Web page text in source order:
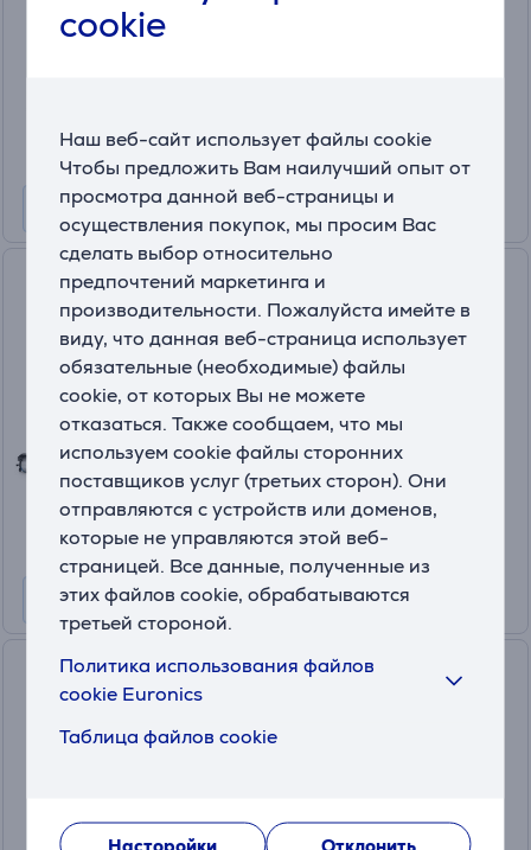
cookie
Наш веб-сайт использует файлы cookie
Чтобы предложить Вам наилучший опыт от
просмотра данной веб-страницы и
осуществления покупок, мы просим Вас
сделать выбор относительно
предпочтений маркетинга и
производительности. Пожалуйста имейте в
виду, что данная веб-страница использует
обязательные (необходимые) файлы
cookie, от которых Вы не можете
отказаться. Также сообщаем, что мы
используем cookie файлы сторонних
поставщиков услуг (третьих сторон). Они
отправляются с устройств или доменов,
которые не управляются этой веб-
страницей. Все данные, полученные из
этих файлов cookie, обрабатываются
третьей стороной.
Политика использования файлов
cookie Euronics
Таблица файлов cookie
Насторойки
Отклонить
Tefal X-Clean 4, сухая и
влажная уборка, серый -
Беспроводной пылесос для
твердых полов
GF5035F0
На складе
Цена:
459
10 месяцев 49 €
Dreame L10 Prime, сухая и
Робот-пылесос
RLL11GC
Цена: